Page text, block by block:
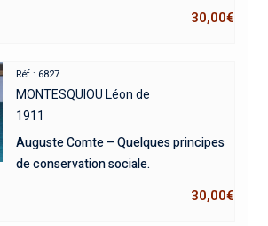
30,00€
Réf : 6827
MONTESQUIOU Léon de
1911
Auguste Comte – Quelques principes
de conservation sociale.
30,00€